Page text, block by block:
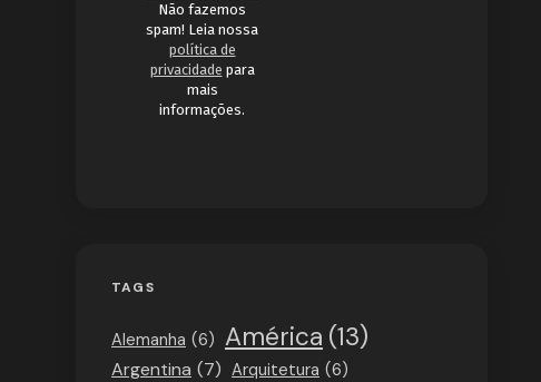
Não fazemos
spam! Leia nossa
política de
privacidade para
mais
informações.
TAGS
Alemanha (6) América (13)
Argentina (7) Arquitetura (6)